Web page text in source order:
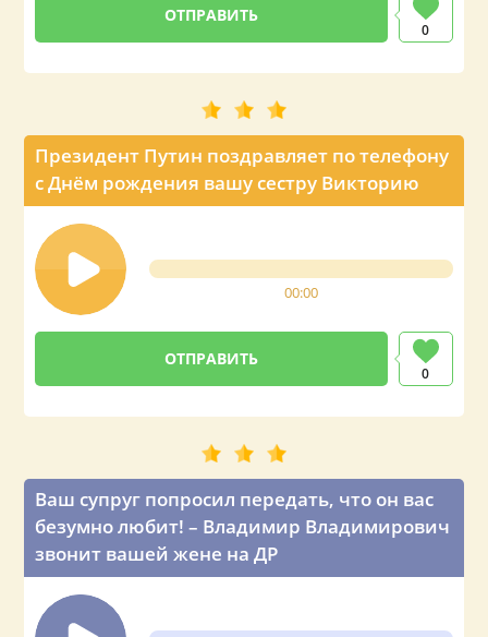
0
Президент Путин поздравляет по телефону
с Днём рождения вашу сестру Викторию
00:00
0
Ваш супруг попросил передать, что он вас
безумно любит! – Владимир Владимирович
звонит вашей жене на ДР